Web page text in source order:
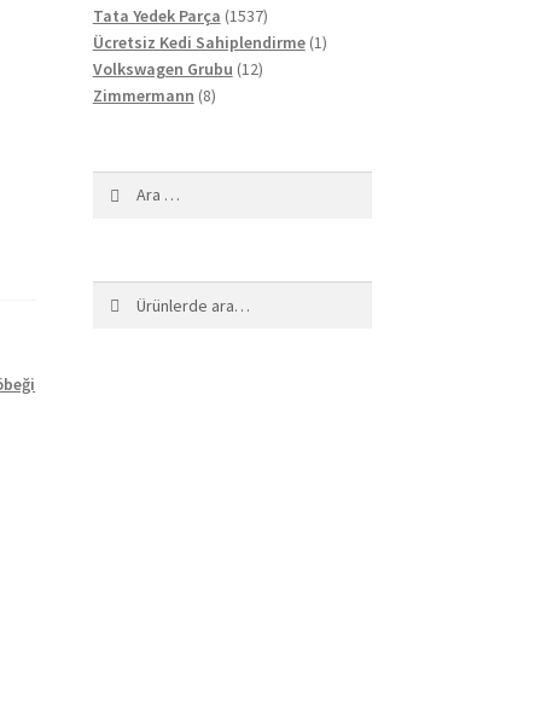
Tata Yedek Parça 15371537
ürün
Ücretsiz Kedi Sahiplendirme 11
Volkswagen Grubu 1212
Zimmermann 88